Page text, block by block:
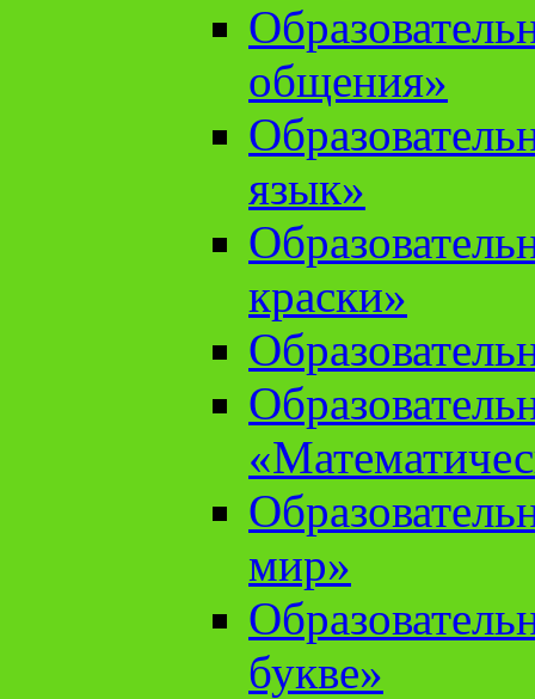
общения»
язык»
краски»
мир»
букве»